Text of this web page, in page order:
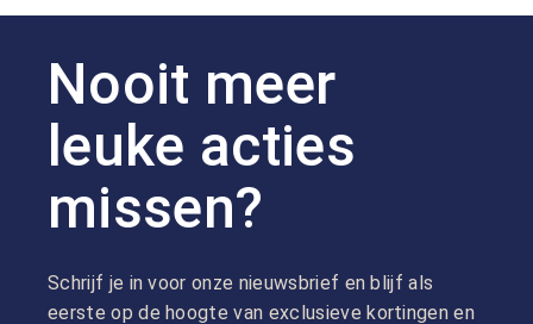
Nooit meer
leuke acties
missen?
Schrijf je in voor onze nieuwsbrief en blijf als
eerste op de hoogte van exclusieve kortingen en